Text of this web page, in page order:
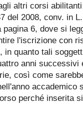
altri corsi
del 2008, conv. in
6, dove si
l'iscrizione con
in quanto tali
anni successivi
così come
accademico
perché inserita